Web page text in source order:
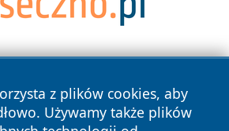
z plików cookies, aby
Używamy także plików